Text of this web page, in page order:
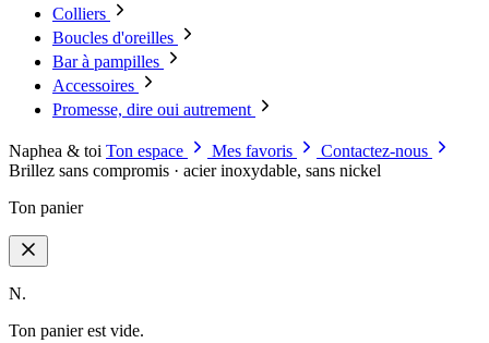
Colliers
Boucles d'oreilles
Bar à pampilles
Accessoires
Promesse, dire oui autrement
Naphea & toi Ton espace Mes favoris
Contactez-nous
Brillez sans compromis · acier inoxydable, sans nickel
Ton panier
N.
Ton panier est vide.